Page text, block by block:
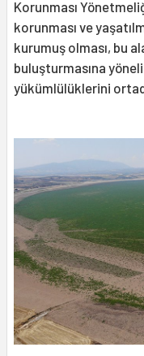
Korunması
korunması ve
kurumuş olması, bu
buluşturmasına
yükümlülüklerini